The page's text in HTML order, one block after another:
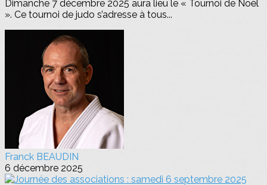
Dimanche 7 décembre 2025 aura lieu le « Tournoi de Noël
». Ce tournoi de judo s’adresse à tous...
Franck BEAUDIN
6 décembre 2025